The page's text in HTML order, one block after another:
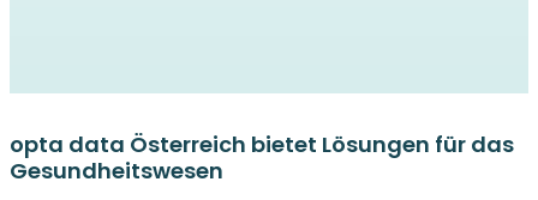
opta data Österreich bietet Lösungen für das
Gesundheitswesen